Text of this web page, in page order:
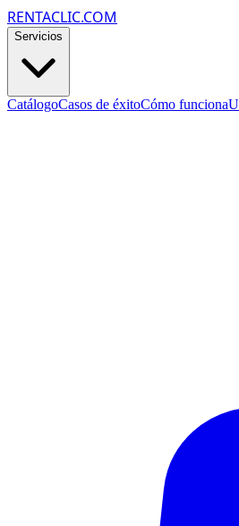
RENTACLIC.COM
Servicios
CatálogoCasos de éxitoCómo funciona